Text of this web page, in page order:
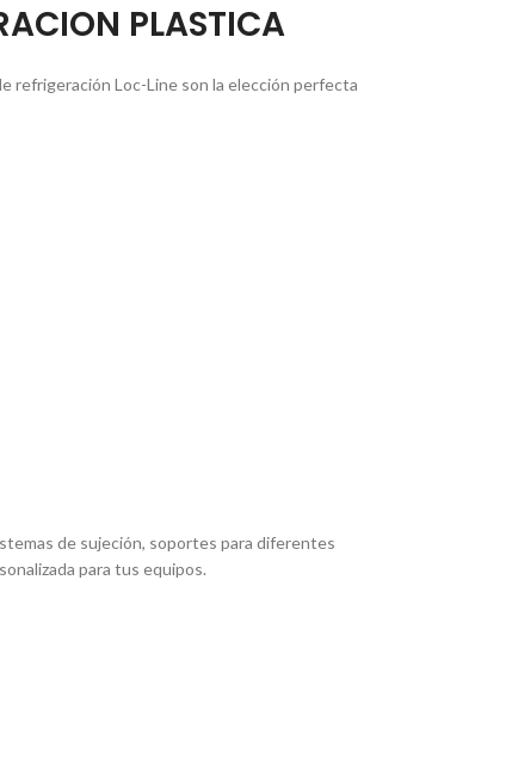
PLASTICA
refrigeración Loc-Line son la elección perfecta
de sujeción, soportes para diferentes
para tus equipos.